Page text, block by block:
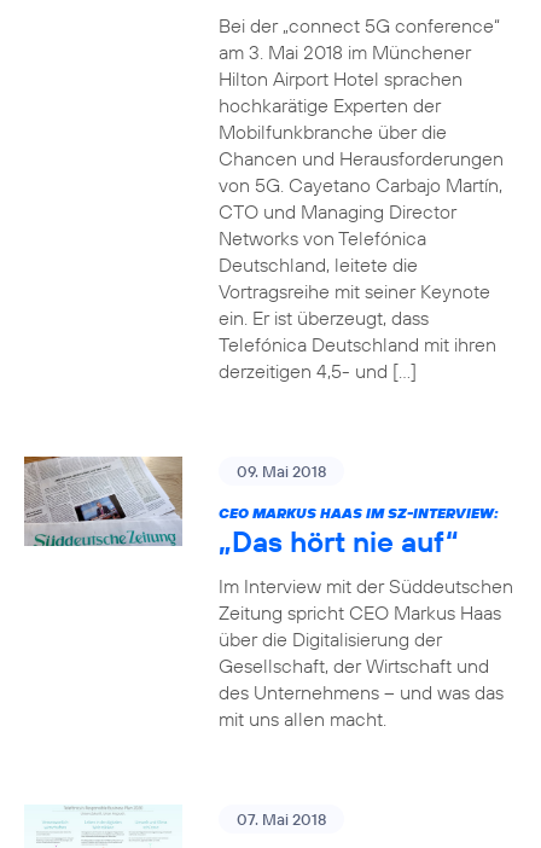
Bei der „connect 5G conference“
am 3. Mai 2018 im Münchener
Hilton Airport Hotel sprachen
hochkarätige Experten der
Mobilfunkbranche über die
Chancen und Herausforderungen
von 5G. Cayetano Carbajo Martín,
CTO und Managing Director
Networks von Telefónica
Deutschland, leitete die
Vortragsreihe mit seiner Keynote
ein. Er ist überzeugt, dass
Telefónica Deutschland mit ihren
derzeitigen 4,5- und […]
09. Mai 2018
CEO MARKUS HAAS IM SZ-INTERVIEW:
„Das hört nie auf“
Im Interview mit der Süddeutschen
Zeitung spricht CEO Markus Haas
über die Digitalisierung der
Gesellschaft, der Wirtschaft und
des Unternehmens – und was das
mit uns allen macht.
07. Mai 2018